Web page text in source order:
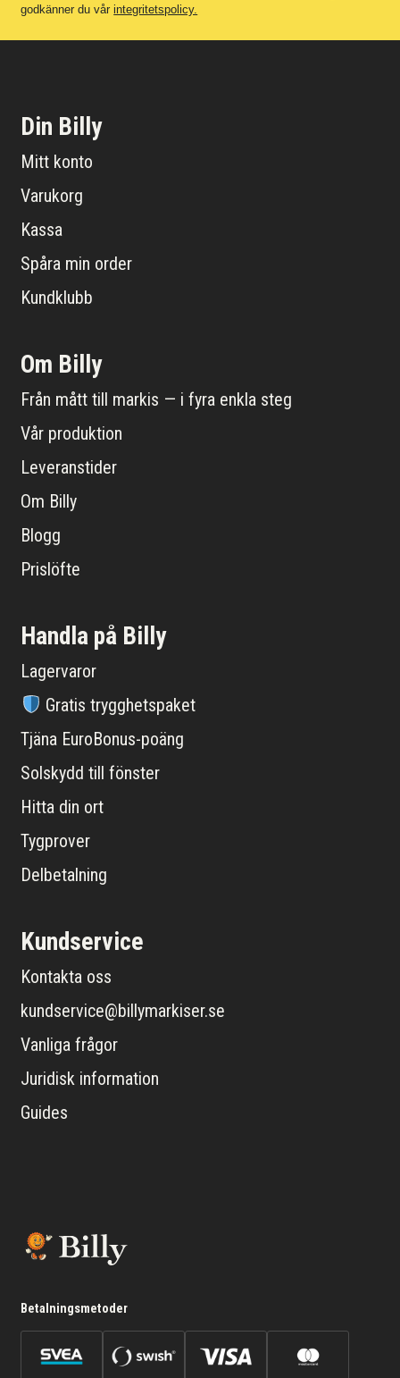
godkänner du vårintegritetspolicy.
Din Billy
Mitt konto
Varukorg
Kassa
Spåra min order
Kundklubb
Om Billy
Från mått till markis — i fyra enkla steg
Vår produktion
Leveranstider
Om Billy
Blogg
Prislöfte
Handla på Billy
Lagervaror
Gratis trygghetspaket
Tjäna EuroBonus-poäng
Solskydd till fönster
Hitta din ort
Tygprover
Delbetalning
Kundservice
Kontakta oss
kundservice@billymarkiser.se
Vanliga frågor
Juridisk information
Guides
Betalningsmetoder